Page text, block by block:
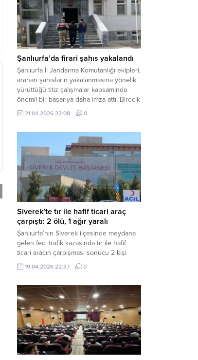
aralarında husumet bulunan iki grup
arasında henüz belirlenemeyen bir...
Şanlıurfa’da firari şahıs yakalandı
Şanlıurfa İl Jandarma Komutanlığı ekipleri,
aranan şahısların yakalanmasına yönelik
yürüttüğü titiz çalışmalar kapsamında
önemli bir başarıya daha imza attı. Birecik
ilçesinde düzenlenen operasyonla,
hakkında kesinleşmiş hapis cezası
teslim edildi. Haber Merkezi – Şanlıurfa
Valiliği İl Basın ve Halkla İlişkiler
Müdürlüğü tarafından yapılan açıklamaya
göre; İl...
21.04.2026 23:08 0
Siverek’te tır ile hafif ticari araç
çarpıştı: 2 ölü, 1 ağır yaralı
Şanlıurfa’nın Siverek ilçesinde meydana
gelen feci trafik kazasında tır ile hafif
ticari aracın çarpışması sonucu 2 kişi
yaşamını yitirdi, 1 kişi ise ağır yaralandı.
Haber Merkezi – Siverek-Adıyaman kara
çarpışması sonucu meydana gelen
kazada can pazarı yaşandı. Kafa Kafaya
Çarpıştılar Edinilen bilgilere göre,
Hüseyin Çelik (29)...
19.04.2026 22:37 0